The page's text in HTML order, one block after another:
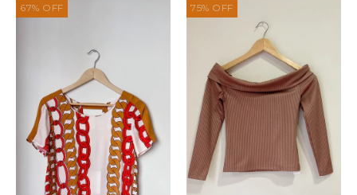
67% OFF 75% OFF